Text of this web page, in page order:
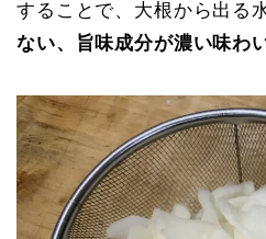
することで、大根から出る
ない、旨味成分が濃い味わ